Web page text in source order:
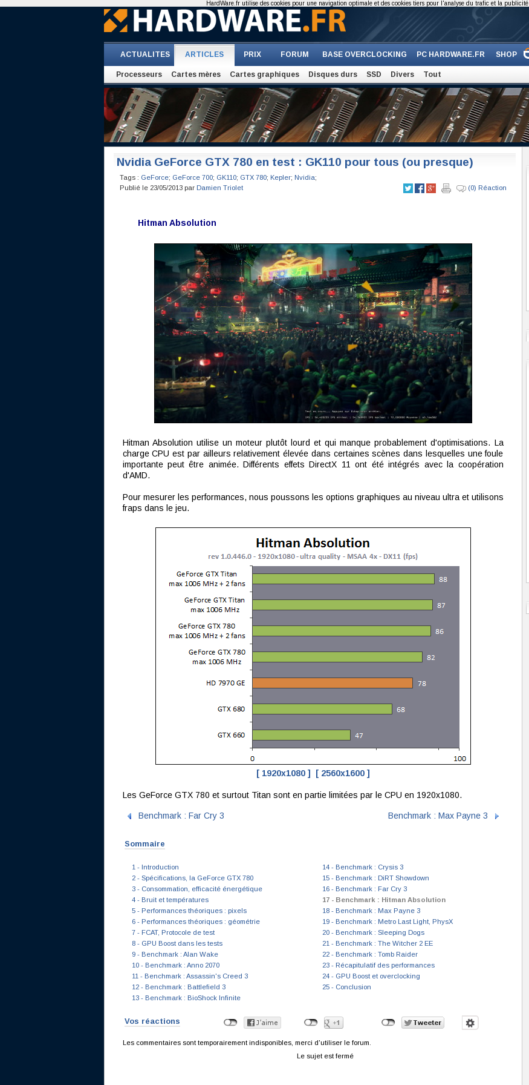
ACTUALITES ARTICLES PRIX FORUM BASE OVERCLOCKING PC HARDWARE.FR SHOP
Processeurs Cartes mères Cartes graphiques Disques durs SSD Divers Tout
Nvidia GeForce GTX 780 en test : GK110 pour tous (ou presque)
Tags : GeForce; GeForce 700; GK110; GTX 780; Kepler; Nvidia;
Publié le 23/05/2013 par Damien Triolet (0) Réaction
Hitman Absolution
Hitman Absolution utilise un moteur plutôt lourd et qui manque probablement d'optimisations. La
charge CPU est par ailleurs relativement élevée dans certaines scènes dans lesquelles une foule
importante peut être animée. Différents effets DirectX 11 ont été intégrés avec la coopération
d'AMD.
Pour mesurer les performances, nous poussons les options graphiques au niveau ultra et utilisons
fraps dans le jeu.
[ 1920x1080 ] [ 2560x1600 ]
Les GeForce GTX 780 et surtout Titan sont en partie limitées par le CPU en 1920x1080.
Benchmark : Far Cry 3 Benchmark : Max Payne 3
Sommaire
1 - Introduction
2 - Spécifications, la GeForce GTX 780
3 - Consommation, efficacité énergétique
4 - Bruit et températures
5 - Performances théoriques : pixels
6 - Performances théoriques : géométrie
7 - FCAT, Protocole de test
8 - GPU Boost dans les tests
9 - Benchmark : Alan Wake
10 - Benchmark : Anno 2070
11 - Benchmark : Assassin's Creed 3
12 - Benchmark : Battlefield 3
13 - Benchmark : BioShock Infinite
14 - Benchmark : Crysis 3
15 - Benchmark : DiRT Showdown
16 - Benchmark : Far Cry 3
17 - Benchmark : Hitman Absolution
18 - Benchmark : Max Payne 3
19 - Benchmark : Metro Last Light, PhysX
20 - Benchmark : Sleeping Dogs
21 - Benchmark : The Witcher 2 EE
22 - Benchmark : Tomb Raider
23 - Récapitulatif des performances
24 - GPU Boost et overclocking
25 - Conclusion
Vos réactions
Les commentaires sont temporairement indisponibles, merci d'utiliser le forum.
Le sujet est fermé
HardWare.fr utilise des cookies pour une navigation optimale et des cookies tiers pour l'analyse du trafic et la publicité